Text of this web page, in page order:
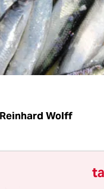
Reinhard Wolff
|
aus der